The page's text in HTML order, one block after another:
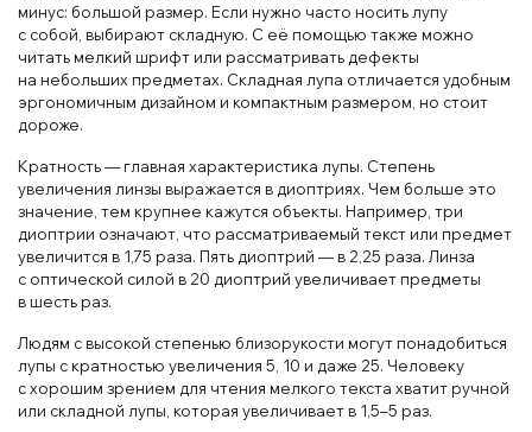
минус: большой размер. Если нужно часто носить лупу
с собой, выбирают складную. С её помощью также можно
читать мелкий шрифт или рассматривать дефекты
на небольших предметах. Складная лупа отличается удобным
эргономичным дизайном и компактным размером, но стоит
дороже.
Кратность — главная характеристика лупы. Степень
увеличения линзы выражается в диоптриях. Чем больше это
значение, тем крупнее кажутся объекты. Например, три
диоптрии означают, что рассматриваемый текст или предмет
увеличится в 1,75 раза. Пять диоптрий — в 2,25 раза. Линза
с оптической силой в 20 диоптрий увеличивает предметы
в шесть раз.
Людям с высокой степенью близорукости могут понадобиться
лупы с кратностью увеличения 5, 10 и даже 25. Человеку
с хорошим зрением для чтения мелкого текста хватит ручной
или складной лупы, которая увеличивает в 1,5–5 раз.